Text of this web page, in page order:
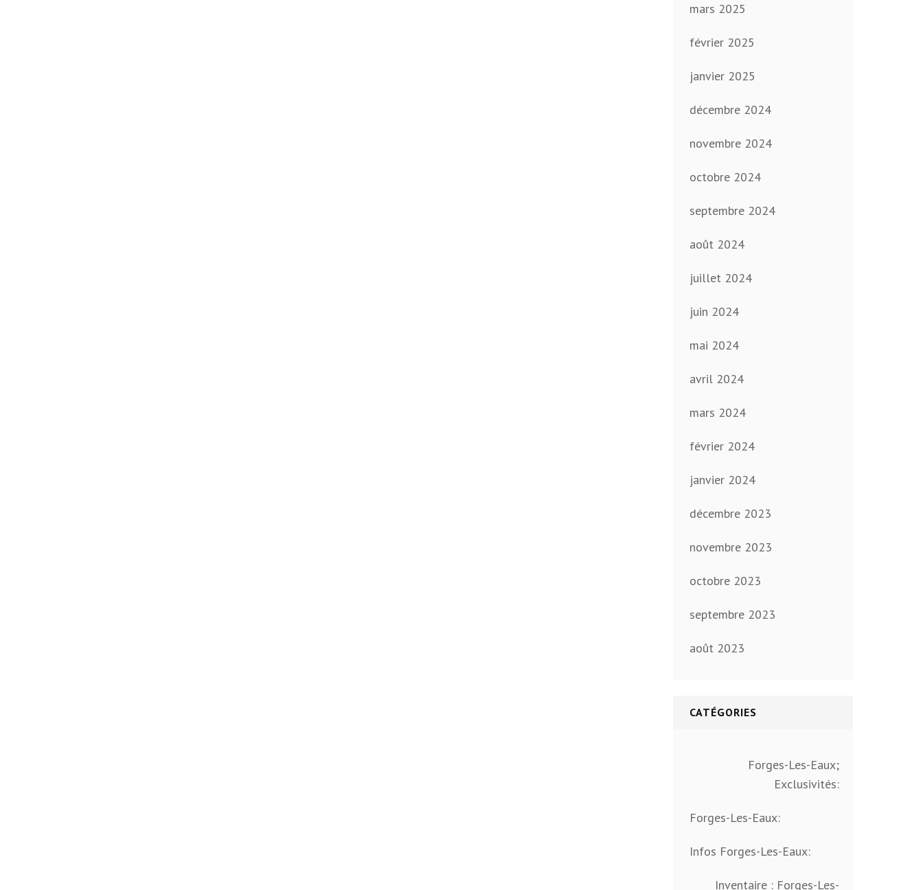
mars 2025
février 2025
janvier 2025
décembre 2024
novembre 2024
octobre 2024
septembre 2024
août 2024
juillet 2024
juin 2024
mai 2024
avril 2024
mars 2024
février 2024
janvier 2024
décembre 2023
novembre 2023
octobre 2023
septembre 2023
août 2023
CATÉGORIES
Forges-Les-Eaux;
Exclusivités:
Forges-Les-Eaux:
Infos Forges-Les-Eaux:
Inventaire : Forges-Les-